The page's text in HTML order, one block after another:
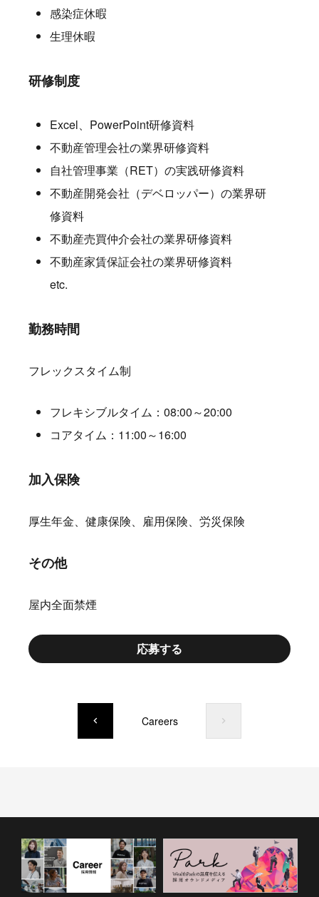
感染症休暇
生理休暇
研修制度
Excel、PowerPoint研修資料
不動産管理会社の業界研修資料
自社管理事業（RET）の実践研修資料
不動産開発会社（デベロッパー）の業界研
修資料
不動産売買仲介会社の業界研修資料
不動産家賃保証会社の業界研修資料
etc.
勤務時間
フレックスタイム制
フレキシブルタイム：08:00～20:00
コアタイム：11:00～16:00
加入保険
厚生年金、健康保険、雇用保険、労災保険
その他
屋内全面禁煙
応募する
keyboard_arrow_left Careers keyboard_arrow_right